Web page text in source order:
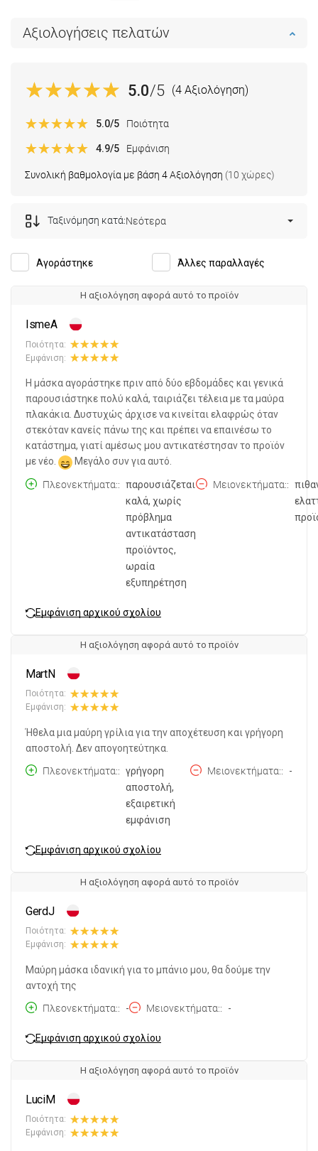
Αξιολογήσεις πελατών
5.0/5 (4 Αξιολόγηση)
Συνολική βαθμολογία με βάση 4 Αξιολόγηση (10 χώρες)
5.0/5 Ποιότητα
4.9/5 Εμφάνιση
Αγοράστηκε Άλλες παραλλαγές
Ταξινόμηση κατά:Νεότερα
Η αξιολόγηση αφορά αυτό το προϊόν
IsmeA
Ποιότητα:
Εμφάνιση:
Η μάσκα αγοράστηκε πριν από δύο εβδομάδες και γενικά
παρουσιάστηκε πολύ καλά, ταιριάζει τέλεια με τα μαύρα
πλακάκια. Δυστυχώς άρχισε να κινείται ελαφρώς όταν
στεκόταν κανείς πάνω της και πρέπει να επαινέσω το
κατάστημα, γιατί αμέσως μου αντικατέστησαν το προϊόν
με νέο.
Μεγάλο συν για αυτό.
Πλεονεκτήματα:
παρουσιάζεται
καλά, χωρίς
πρόβλημα
αντικατάσταση
προϊόντος,
ωραία
εξυπηρέτηση
Μειονεκτήματα:
Εμφάνιση αρχικού σχολίου
Η αξιολόγηση αφορά αυτό το προϊόν
MartN
Ποιότητα:
Εμφάνιση:
Ήθελα μια μαύρη γρίλια για την αποχέτευση και γρήγορη
αποστολή. Δεν απογοητεύτηκα.
Πλεονεκτήματα:
γρήγορη
αποστολή,
εξαιρετική
εμφάνιση
Μειονεκτήματα: -
Εμφάνιση αρχικού σχολίου
Η αξιολόγηση αφορά αυτό το προϊόν
GerdJ
Ποιότητα:
Εμφάνιση:
Μαύρη μάσκα ιδανική για το μπάνιο μου, θα δούμε την
αντοχή της
Πλεονεκτήματα:
- Μειονεκτήματα: -
Εμφάνιση αρχικού σχολίου
Η αξιολόγηση αφορά αυτό το προϊόν
LuciM
Ποιότητα:
Εμφάνιση: